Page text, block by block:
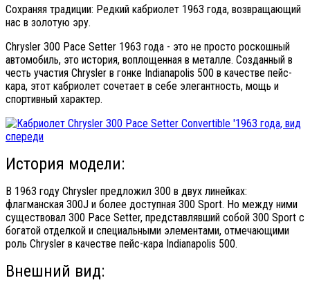
Сохраняя традиции: Редкий кабриолет 1963 года, возвращающий
нас в золотую эру.
Chrysler 300 Pace Setter 1963 года - это не просто роскошный
автомобиль, это история, воплощенная в металле. Созданный в
честь участия Chrysler в гонке Indianapolis 500 в качестве пейс-
кара, этот кабриолет сочетает в себе элегантность, мощь и
спортивный характер.
История модели:
В 1963 году Chrysler предложил 300 в двух линейках:
флагманская 300J и более доступная 300 Sport. Но между ними
существовал 300 Pace Setter, представлявший собой 300 Sport с
богатой отделкой и специальными элементами, отмечающими
роль Chrysler в качестве пейс-кара Indianapolis 500.
Внешний вид: